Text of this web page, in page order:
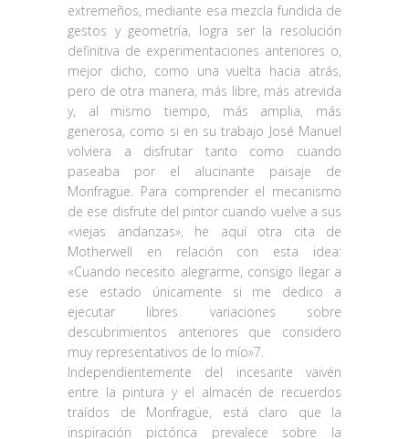
extremeños, mediante esa mezcla fundida de
gestos y geometría, logra ser la resolución
definitiva de experimentaciones anteriores o,
mejor dicho, como una vuelta hacia atrás,
pero de otra manera, más libre, más atrevida
y, al mismo tiempo, más amplia, más
generosa, como si en su trabajo José Manuel
volviera a disfrutar tanto como cuando
paseaba por el alucinante paisaje de
Monfragüe. Para comprender el mecanismo
de ese disfrute del pintor cuando vuelve a sus
«viejas andanzas», he aquí otra cita de
Motherwell en relación con esta idea:
«Cuando necesito alegrarme, consigo llegar a
ese estado únicamente si me dedico a
ejecutar libres variaciones sobre
descubrimientos anteriores que considero
muy representativos de lo mío»7.
Independientemente del incesante vaivén
entre la pintura y el almacén de recuerdos
traídos de Monfragüe, está claro que la
inspiración pictórica prevalece sobre la